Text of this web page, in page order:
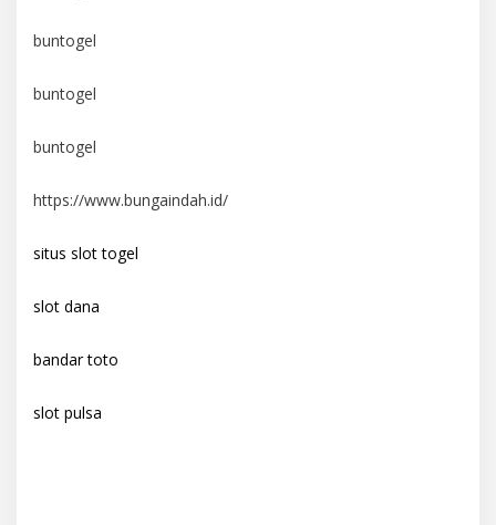
buntogel
buntogel
buntogel
https://www.bungaindah.id/
situs slot togel
slot dana
bandar toto
slot pulsa